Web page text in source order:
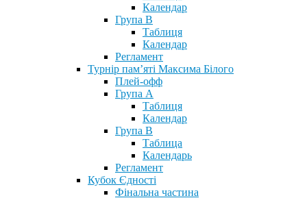
Календар
Група В
Таблиця
Календар
Регламент
Турнір пам’яті Максима Білого
Плей-офф
Група А
Таблиця
Календар
Група В
Таблица
Календарь
Регламент
Кубок Єдності
Фінальна частина